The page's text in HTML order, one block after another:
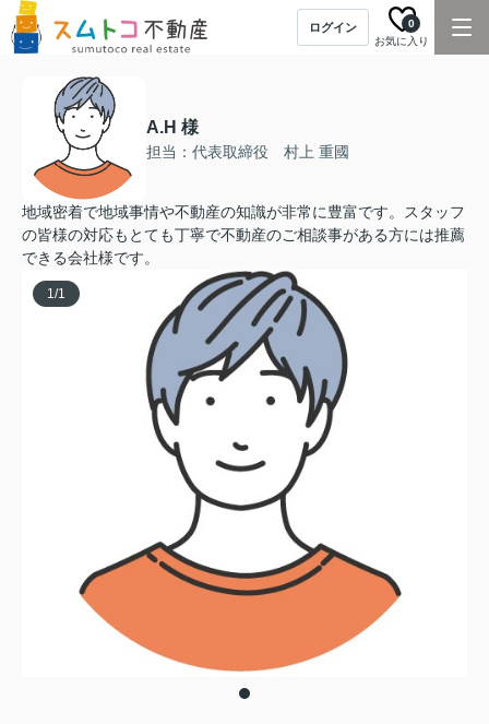
ログイン
お気に入り
0
A.H 様
担当：代表取締役 村上 重國
地域密着で地域事情や不動産の知識が非常に豊富です。スタッフ
の皆様の対応もとても丁寧で不動産のご相談事がある方には推薦
できる会社様です。
1/1